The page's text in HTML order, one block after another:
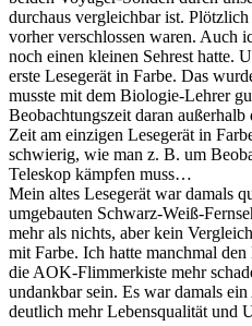
durchaus vergleichbar ist.
vorher verschlossen waren. Auch
noch einen kleinen Sehrest hatte.
erste Lesegerät in Farbe. Das
musste mit dem Biologie-Lehrer
Beobachtungszeit daran
Zeit am einzigen Lesegerät in
schwierig, wie man z. B. um
Teleskop kämpfen muss…
Mein altes Lesegerät war damals
umgebauten Schwarz-Weiß-
mehr als nichts, aber kein
mit Farbe. Ich hatte manchmal
die AOK-Flimmerkiste mehr
undankbar sein. Es war damals
deutlich mehr Lebensqualität und